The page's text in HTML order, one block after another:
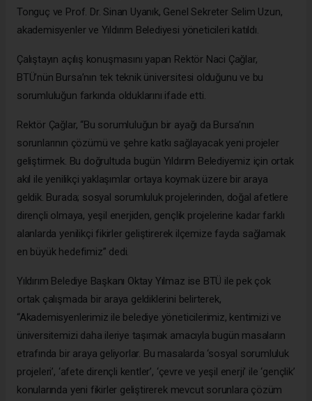
Tonguç ve Prof. Dr. Sinan Uyanık, Genel Sekreter Selim Uzun,
akademisyenler ve Yıldırım Belediyesi yöneticileri katıldı.
Çalıştayın açılış konuşmasını yapan Rektör Naci Çağlar,
BTÜ’nün Bursa’nın tek teknik üniversitesi olduğunu ve bu
sorumluluğun farkında olduklarını ifade etti.
Rektör Çağlar, “Bu sorumluluğun bir ayağı da Bursa’nın
sorunlarının çözümü ve şehre katkı sağlayacak yeni projeler
geliştirmek. Bu doğrultuda bugün Yıldırım Belediyemiz için ortak
akıl ile yenilikçi yaklaşımlar ortaya koymak üzere bir araya
geldik. Burada; sosyal sorumluluk projelerinden, doğal afetlere
dirençli olmaya, yeşil enerjiden, gençlik projelerine kadar farklı
alanlarda yenilikçi fikirler geliştirerek ilçemize fayda sağlamak
en büyük hedefimiz” dedi.
Yıldırım Belediye Başkanı Oktay Yılmaz ise BTÜ ile pek çok
ortak çalışmada bir araya geldiklerini belirterek,
“Akademisyenlerimiz ile belediye yöneticilerimiz, kentimizi ve
üniversitemizi daha ileriye taşımak amacıyla bugün masaların
etrafında bir araya geliyorlar. Bu masalarda ‘sosyal sorumluluk
projeleri’, ‘afete dirençli kentler’, ‘çevre ve yeşil enerji’ ile ‘gençlik’
konularında yeni fikirler geliştirerek mevcut sorunlara çözüm